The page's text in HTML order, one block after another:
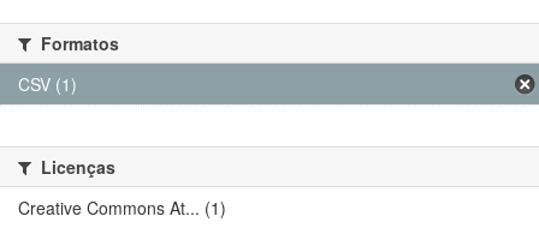
Formatos
CSV (1)
Licenças
Creative Commons At... (1)